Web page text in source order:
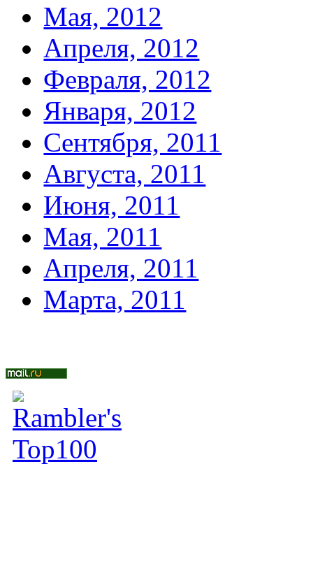
Мая, 2012
Апреля, 2012
Февраля, 2012
Января, 2012
Сентября, 2011
Августа, 2011
Июня, 2011
Мая, 2011
Апреля, 2011
Марта, 2011